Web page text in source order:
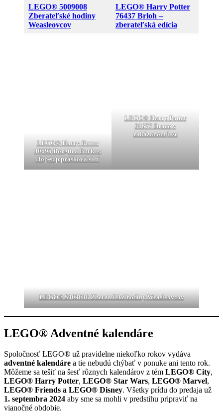
LEGO® 5009008
Zberateľské hodiny
Weasleovcov
LEGO® Harry Potter
76437 Brloh –
zberateľská edícia
LEGO® Harry Potter
40695 Borgin a Burkes:
Hop-šup prášková sieť
LEGO® Harry Potter
30677 Draco v
zakázanom lese
LEGO® 5009008 Zberateľské hodiny Weasleovcov
LEGO® Adventné kalendáre
Spoločnosť LEGO® už pravidelne niekoľko rokov vydáva
adventné kalendáre a tie nebudú chýbať v ponuke ani tento rok.
Môžeme sa tešiť na šesť rôznych kalendárov z tém LEGO® City,
LEGO® Harry Potter, LEGO® Star Wars, LEGO® Marvel,
LEGO® Friends a LEGO® Disney. Všetky prídu do predaja už
1. septembra 2024 aby sme sa mohli v predstihu pripraviť na
vianočné obdobie.